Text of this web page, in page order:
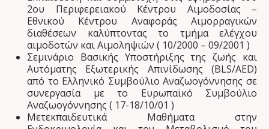
2ου Περιφερειακού Κέντρου Αιμοδοσίας –
Εθνικού Κέντρου Αναφοράς Αιμορραγικών
διαθέσεων καλύπτοντας το τμήμα ελέγχου
αιμοδοτών και Αιμοληψιών ( 10/2000 – 09/2001 )
Σεμινάριο Βασικής Υποστήριξης της ζωής και
Αυτόματης Εξωτερικής Απινίδωσης (BLS/AED)
από το Ελληνικό Συμβούλιο Αναζωογόννησης σε
συνεργασία με το Ευρωπαϊκό Συμβούλιο
Αναζωογόννησης ( 17-18/10/01 )
Μετεκπαιδευτικά Μαθήματα στην